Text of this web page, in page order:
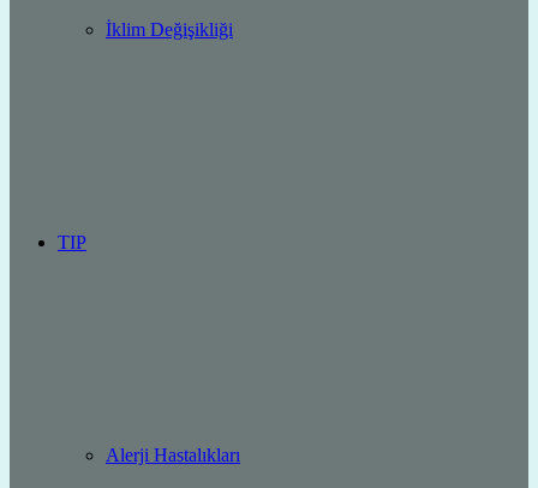
İklim Değişikliği
TIP
Alerji Hastalıkları